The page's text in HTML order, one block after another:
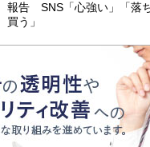
報告 SNS「心強い」「落
買う」